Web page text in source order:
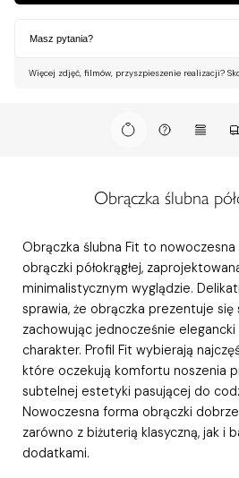
Masz pytania?
Więcej zdjęć, filmów, przyszpieszenie realizacji?
Obrączka ślubna
Obrączka ślubna Fit to nowoczesna
obrączki półokrągłej,
minimalistycznym wyglądzie.
sprawia, że obrączka prezentuje się
zachowując jednocześnie
charakter. Profil Fit wybierają
które oczekują komfortu noszenia
subtelnej estetyki pasującej do
Nowoczesna forma obrączki
zarówno z biżuterią klasyczną, jak i
dodatkami.